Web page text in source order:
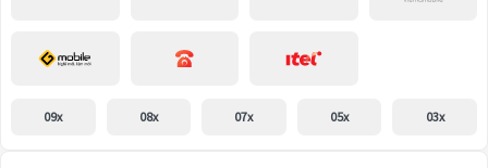
09x 08x 07x 05x 03x